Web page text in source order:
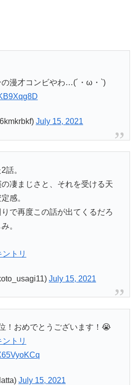
漫才コンビやわ…(´・ω・`)
July 15, 2021
話。
凄まじさと、それを受ける天
感。
で再度この話が出てくるだろ
。
ントリ
July 15, 2021
！おめでとうございます！😭
ントリ
July 15, 2021